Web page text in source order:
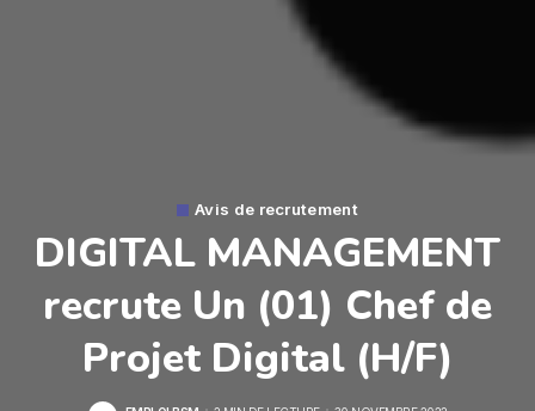
Avis de recrutement
DIGITAL MANAGEMENT
recrute Un (01) Chef de
Projet Digital (H/F)